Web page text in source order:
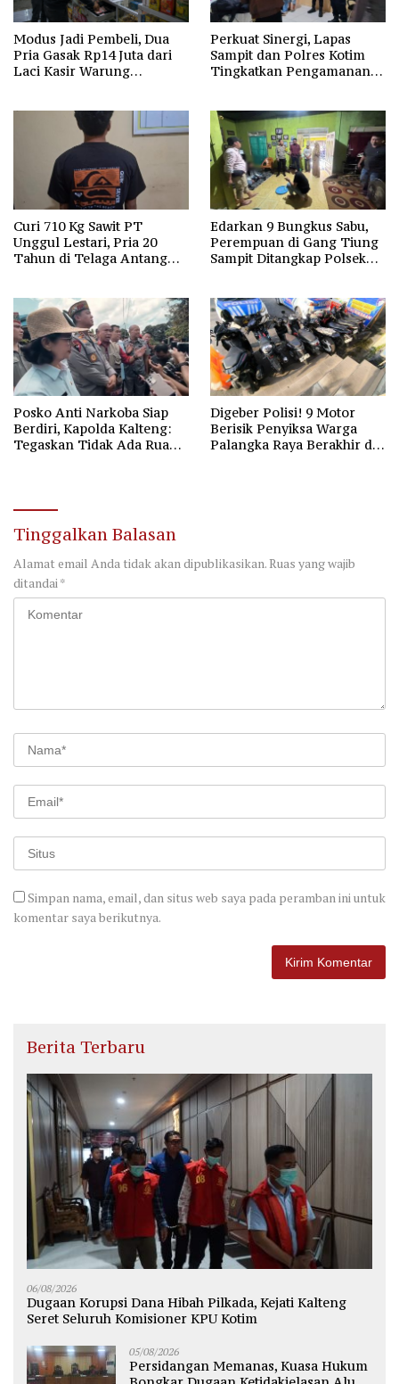
Modus Jadi Pembeli, Dua
Pria Gasak Rp14 Juta dari
Laci Kasir Warung
Perkuat Sinergi, Lapas
Sampit dan Polres Kotim
Tingkatkan Pengamanan
Curi 710 Kg Sawit PT
Unggul Lestari, Pria 20
Tahun di Telaga Antang
Edarkan 9 Bungkus Sabu,
Perempuan di Gang Tiung
Sampit Ditangkap Polsek
Posko Anti Narkoba Siap
Berdiri, Kapolda Kalteng:
Tegaskan Tidak Ada Ruang
Digeber Polisi! 9 Motor
Berisik Penyiksa Warga
Palangka Raya Berakhir di
Tinggalkan Balasan
Alamat email Anda tidak akan dipublikasikan.Ruas yang wajib
ditandai*
Simpan nama, email, dan situs web saya pada peramban ini untuk
komentar saya berikutnya.
Berita Terbaru
06/08/2026
Dugaan Korupsi Dana Hibah Pilkada, Kejati Kalteng
Seret Seluruh Komisioner KPU Kotim
05/08/2026
Persidangan Memanas, Kuasa Hukum